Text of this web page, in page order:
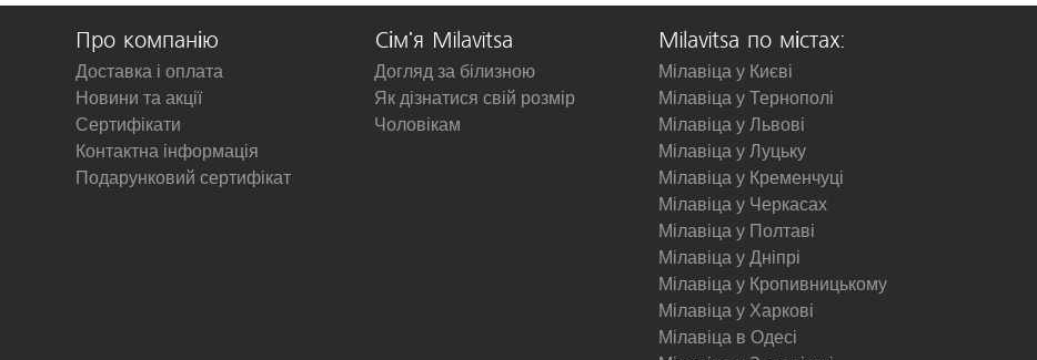
Про компанію
Доставка і оплата
Новини та акції
Сертифікати
Контактна інформація
Подарунковий сертифікат
Сім'я Milavitsa
Догляд за білизною
Як дізнатися свій розмір
Чоловікам
Milavitsa по містах:
Мілавіца у Києві
Мілавіца у Тернополі
Мілавіца у Львові
Мілавіца у Луцьку
Мілавіца у Кременчуці
Мілавіца у Черкасах
Мілавіца у Полтаві
Мілавіца у Дніпрі
Мілавіца у Кропивницькому
Мілавіца у Харкові
Мілавіца в Одесі